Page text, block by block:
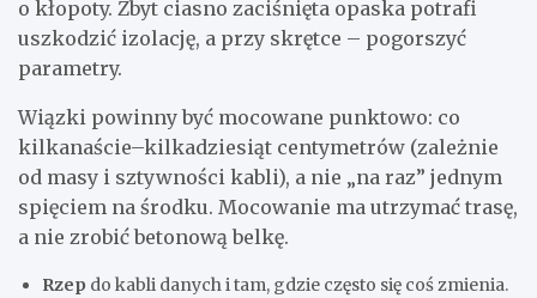
o kłopoty. Zbyt ciasno zaciśnięta opaska potrafi
uszkodzić izolację, a przy skrętce – pogorszyć
parametry.
Wiązki powinny być mocowane punktowo: co
kilkanaście–kilkadziesiąt centymetrów (zależnie
od masy i sztywności kabli), a nie „na raz” jednym
spięciem na środku. Mocowanie ma utrzymać trasę,
a nie zrobić betonową belkę.
Rzep do kabli danych i tam, gdzie często się coś zmienia.